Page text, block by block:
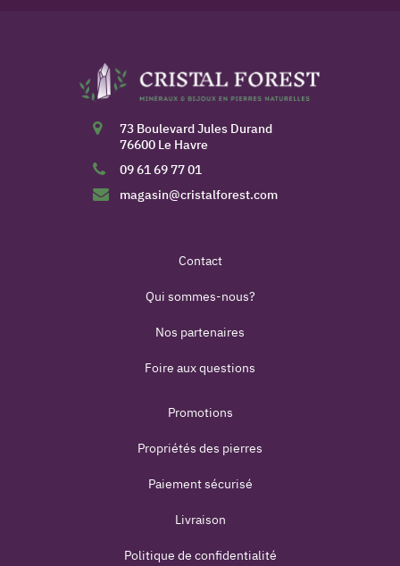
73 Boulevard Jules Durand
76600 Le Havre
09 61 69 77 01
magasin@cristalforest.com
Contact
Qui sommes-nous?
Nos partenaires
Foire aux questions
Promotions
Propriétés des pierres
Paiement sécurisé
Livraison
Politique de confidentialité